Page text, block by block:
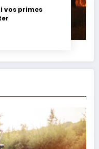
vos primes